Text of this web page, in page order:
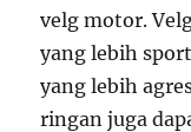
velg motor.
yang lebih
yang lebih
ringan juga